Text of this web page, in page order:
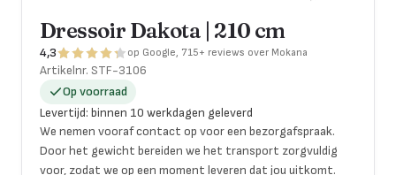
Dressoir Dakota | 210 cm
4,3 op Google, 715+ reviews over Mokana
Artikelnr. STF-3106
Op voorraad
Levertijd: binnen 10 werkdagen geleverd
We nemen vooraf contact op voor een bezorgafspraak.
Door het gewicht bereiden we het transport zorgvuldig
voor, zodat we op een moment leveren dat jou uitkomt.